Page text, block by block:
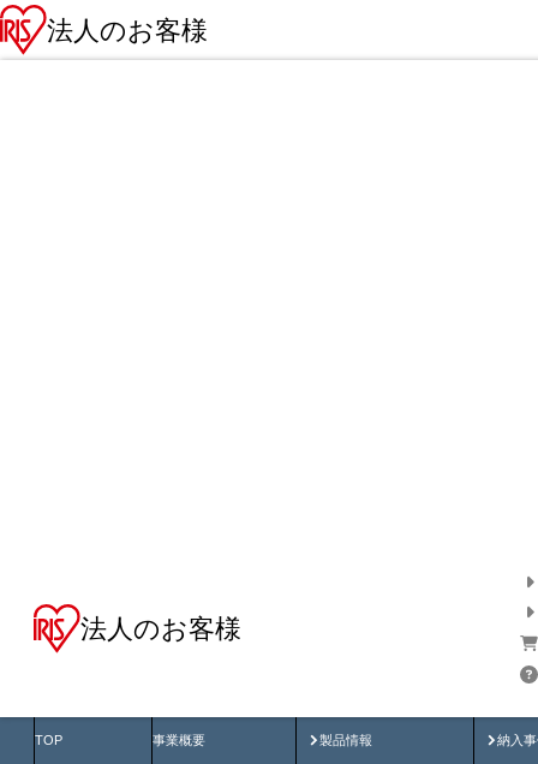
法人のお客様
法人のお客様
TOP 事業概要 製品情報
製品動画 納入
納